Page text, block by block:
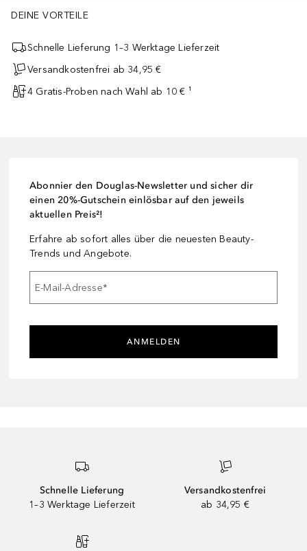
DEINE VORTEILE
Schnelle Lieferung 1–3 Werktage Lieferzeit
Versandkostenfrei ab 34,95 €
4 Gratis-Proben nach Wahl ab 10 € ¹
Abonnier den Douglas-Newsletter und sicher dir
einen 20%-Gutschein einlösbar auf den jeweils
aktuellen Preis²!
Erfahre ab sofort alles über die neuesten Beauty-
Trends und Angebote.
E-Mail-Adresse*
ANMELDEN
Schnelle Lieferung
1–3 Werktage Lieferzeit
Versandkostenfrei
ab 34,95 €